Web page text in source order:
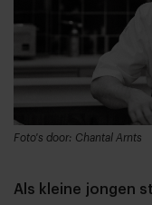
Foto's door: Chantal Arnts
Als kleine jongen